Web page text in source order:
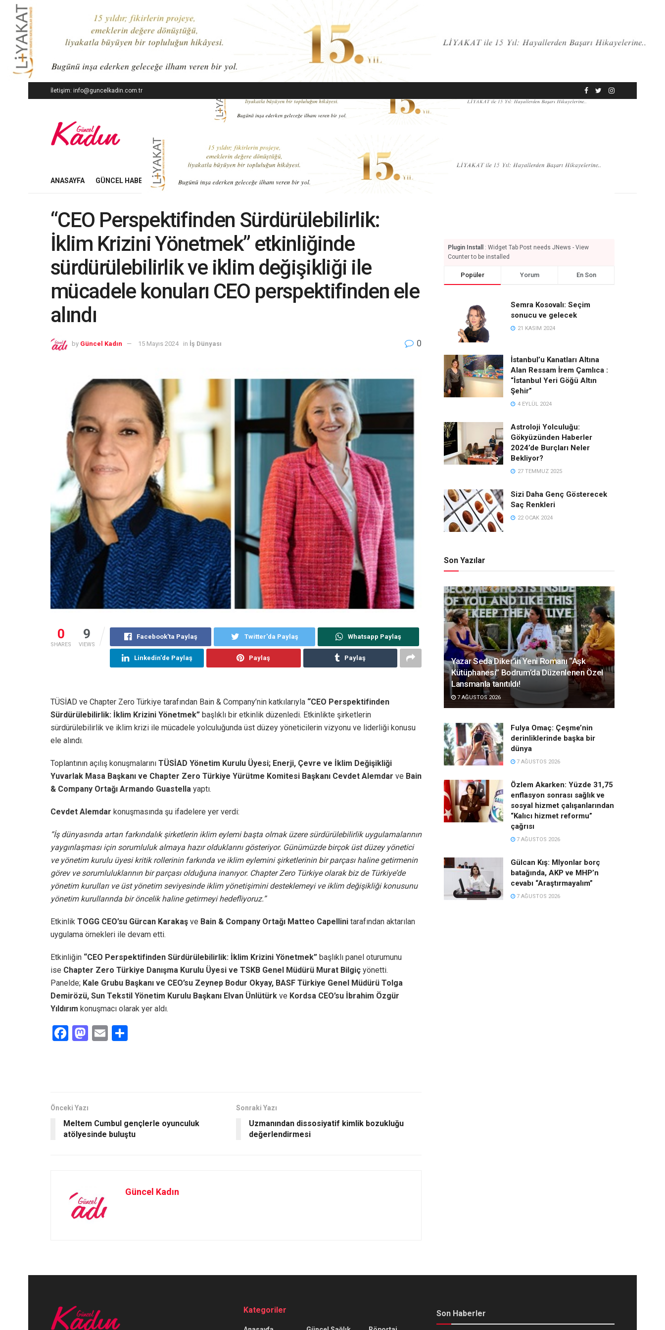
İletişim: info@guncelkadin.com.tr
ANASAYFA GÜNCEL HABERLER İŞ DÜNYASI EKONOMI MODA GÜZELLIK YAŞAM SANAT
“CEO Perspektifinden Sürdürülebilirlik:
İklim Krizini Yönetmek” etkinliğinde
sürdürülebilirlik ve iklim değişikliği ile
mücadele konuları CEO perspektifinden ele
alındı
by Güncel Kadın 15 Mayıs 2024 in İş Dünyası 0
0
SHARES
9
VIEWS
Facebook'ta Paylaş Twitter'da Paylaş Whatsapp Paylaş
Linkedin'de Paylaş Paylaş Paylaş
TÜSİAD ve Chapter Zero Türkiye tarafından Bain & Company’nin katkılarıyla “CEO Perspektifinden
Sürdürülebilirlik: İklim Krizini Yönetmek” başlıklı bir etkinlik düzenledi. Etkinlikte şirketlerin
sürdürülebilirlik ve iklim krizi ile mücadele yolculuğunda üst düzey yöneticilerin vizyonu ve liderliği konusu
ele alındı.
Toplantının açılış konuşmalarını TÜSİAD Yönetim Kurulu Üyesi; Enerji, Çevre ve İklim Değişikliği
Yuvarlak Masa Başkanı ve Chapter Zero Türkiye Yürütme Komitesi Başkanı Cevdet Alemdar ve Bain
& Company Ortağı Armando Guastella yaptı.
Cevdet Alemdar konuşmasında şu ifadelere yer verdi:
“İş dünyasında artan farkındalık şirketlerin iklim eylemi başta olmak üzere sürdürülebilirlik uygulamalarının
yaygınlaşması için sorumluluk almaya hazır olduklarını gösteriyor. Günümüzde birçok üst düzey yönetici
ve yönetim kurulu üyesi kritik rollerinin farkında ve iklim eylemini şirketlerinin bir parçası haline getirmenin
görev ve sorumluluklarının bir parçası olduğuna inanıyor. Chapter Zero Türkiye olarak biz de Türkiye’de
yönetim kurulları ve üst yönetim seviyesinde iklim yönetişimini desteklemeyi ve iklim değişikliği konusunu
yönetim kurullarında bir öncelik haline getirmeyi hedefliyoruz.”
Etkinlik TOGG CEO’su Gürcan Karakaş ve Bain & Company Ortağı Matteo Capellini tarafından aktarılan
uygulama örnekleri ile devam etti.
Etkinliğin “CEO Perspektifinden Sürdürülebilirlik: İklim Krizini Yönetmek” başlıklı panel oturumunu
ise Chapter Zero Türkiye Danışma Kurulu Üyesi ve TSKB Genel Müdürü Murat Bilgiç yönetti.
Panelde; Kale Grubu Başkanı ve CEO’su Zeynep Bodur Okyay, BASF Türkiye Genel Müdürü Tolga
Demirözü, Sun Tekstil Yönetim Kurulu Başkanı Elvan Ünlütürk ve Kordsa CEO’su İbrahim Özgür
Yıldırım konuşmacı olarak yer aldı.
F
o
k
M
n
E
Önceki Yazı
Meltem Cumbul gençlerle oyunculuk
atölyesinde buluştu
Sonraki Yazı
Uzmanından dissosiyatif kimlik bozukluğu
değerlendirmesi
Güncel Kadın
Plugin Install
: Widget Tab Post needs JNews - View
Counter to be installed
Popüler Yorum En Son
Semra Kosovalı: Seçim
sonucu ve gelecek
21 KASIM 2024
İstanbul’u Kanatları Altına
Alan Ressam İrem Çamlıca :
“İstanbul Yeri Göğü Altın
Şehir”
4 EYLÜL 2024
Astroloji Yolculuğu:
Gökyüzünden Haberler
2024’de Burçları Neler
Bekliyor?
27 TEMMUZ 2025
Sizi Daha Genç Gösterecek
Saç Renkleri
22 OCAK 2024
Son Yazılar
Yazar Seda Diker’in Yeni Romanı “Aşk
Kütüphanesi” Bodrum’da Düzenlenen Özel
Lansmanla tanıtıldı!
7 AĞUSTOS 2026
Fulya Omaç: Çeşme’nin
derinliklerinde başka bir
dünya
7 AĞUSTOS 2026
Özlem Akarken: Yüzde 31,75
enflasyon sonrası sağlık ve
sosyal hizmet çalışanlarından
“Kalıcı hizmet reformu”
çağrısı
7 AĞUSTOS 2026
Gülcan Kış: Mlyonlar borç
batağında, AKP ve MHP’n
cevabı “Araştırmayalım”
7 AĞUSTOS 2026
Kategoriler Son Haberler